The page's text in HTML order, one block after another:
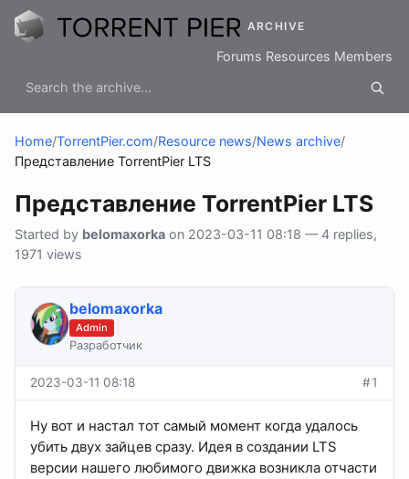
ARCHIVE
Forums Resources Members
Home/TorrentPier.com/Resource news/News archive/
Представление TorrentPier LTS
Представление TorrentPier LTS
Started by belomaxorka on 2023-03-11 08:18 — 4 replies,
1971 views
belomaxorka
Admin
Разработчик
2023-03-11 08:18 #1
Ну вот и настал тот самый момент когда удалось
убить двух зайцев сразу. Идея в создании LTS
версии нашего любимого движка возникла отчасти